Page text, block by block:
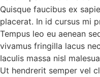
Quisque faucibus ex
placerat. In id cursus mi
Tempus leo eu aenean
vivamus fringilla lacus
Iaculis massa nisl
Ut hendrerit semper vel